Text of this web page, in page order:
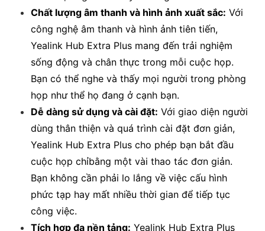
Chất lượng âm thanh và hình ảnh xuất sắc: Với
công nghệ âm thanh và hình ảnh tiên tiến,
Yealink Hub Extra Plus mang đến trải nghiệm
sống động và chân thực trong mỗi cuộc họp.
Bạn có thể nghe và thấy mọi người trong phòng
họp như thể họ đang ở cạnh bạn.
Dễ dàng sử dụng và cài đặt: Với giao diện người
dùng thân thiện và quá trình cài đặt đơn giản,
Yealink Hub Extra Plus cho phép bạn bắt đầu
cuộc họp chỉbằng một vài thao tác đơn giản.
Bạn không cần phải lo lắng về việc cấu hình
phức tạp hay mất nhiều thời gian để tiếp tục
công việc.
Tích hợp đa nền tảng: Yealink Hub Extra Plus